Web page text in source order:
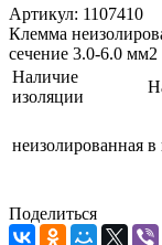
Артикул: 1107410
Клемма
сечение 3.0-6.0 мм2
Наличие
изоляции
неизолированная в
Поделиться